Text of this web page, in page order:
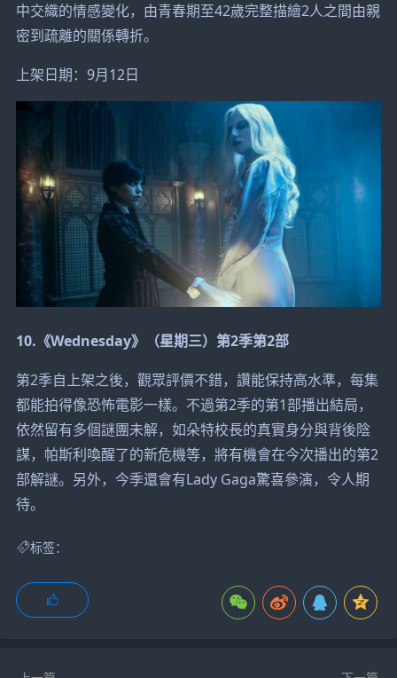
中交織的情感變化，由青春期至42歲完整描繪2人之間由親
密到疏離的關係轉折。
上架日期：9月12日
10.《Wednesday》（星期三）第2季第2部
第2季自上架之後，觀眾評價不錯，讚能保持高水準，每集
都能拍得像恐怖電影一樣。不過第2季的第1部播出結局，
依然留有多個謎團未解，如朵特校長的真實身分與背後陰
謀，帕斯利喚醒了的新危機等，將有機會在今次播出的第2
部解謎。另外，今季還會有Lady Gaga驚喜參演，令人期
待。
标签：